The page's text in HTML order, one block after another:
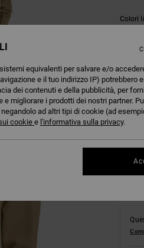
Colori
XS
equivalenti per salvare e/o
e il tuo indirizzo IP) potrebbero
dei contenuti e della pubblicità, per
migliorare i prodotti dei nostri partner.
ad altri tipi di cookie (ad
cookiee l'informativa sulla privacy.